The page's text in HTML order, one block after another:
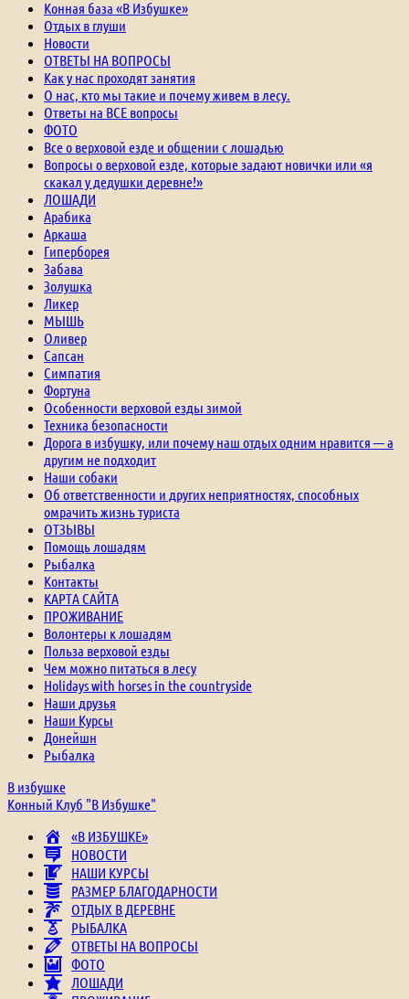
Конная база «В Избушке»
Отдых в глуши
Новости
ОТВЕТЫ НА ВОПРОСЫ
Как у нас проходят занятия
О нас, кто мы такие и почему живем в лесу.
Ответы на ВСЕ вопросы
ФОТО
Все о верховой езде и общении с лошадью
Вопросы о верховой езде, которые задают новички или «я
скакал у дедушки деревне!»
ЛОШАДИ
Арабика
Аркаша
Гиперборея
Забава
Золушка
Ликер
МЫШЬ
Оливер
Сапсан
Симпатия
Фортуна
Особенности верховой езды зимой
Техника безопасности
Дорога в избушку, или почему наш отдых одним нравится — а
другим не подходит
Наши собаки
Об ответственности и других неприятностях, способных
омрачить жизнь туриста
ОТЗЫВЫ
Помощь лошадям
Рыбалка
Контакты
КАРТА САЙТА
ПРОЖИВАНИЕ
Волонтеры к лошадям
Польза верховой езды
Чем можно питаться в лесу
Holidays with horses in the countryside
Наши друзья
Наши Курсы
Донейшн
Рыбалка
В избушке
Конный Клуб "В Избушке"
«В ИЗБУШКЕ»
НОВОСТИ
НАШИ КУРСЫ
РАЗМЕР БЛАГОДАРНОСТИ
ОТДЫХ В ДЕРЕВНЕ
РЫБАЛКА
ОТВЕТЫ НА ВОПРОСЫ
ФОТО
ЛОШАДИ